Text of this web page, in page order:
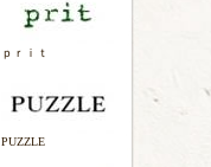
ｐｒｉｔ
PUZZLE